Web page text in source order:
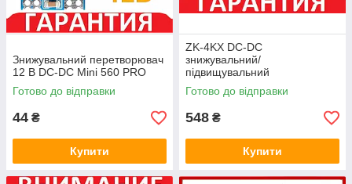
Знижувальний перетворювач
12 В DC-DC Mini 560 PRO
Готово до відправки
44 ₴
Купити
ZK-4KX DC-DC
знижувальний/
підвищувальний
перетворювач CC-CV 0,5-30V
4A
Готово до відправки
548 ₴
Купити